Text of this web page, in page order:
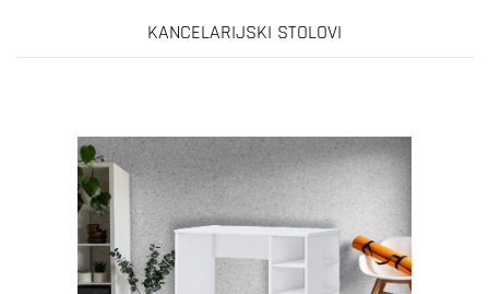
KANCELARIJSKI STOLOVI